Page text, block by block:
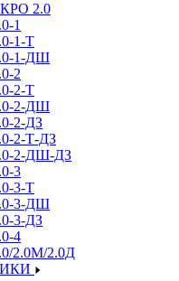
2.0
1
1-Т
1-ДШ
2
2-Т
2-ДШ
2-ДЗ
2-Т-ДЗ
2-ДШ-ДЗ
3
3-Т
3-ДШ
3-ДЗ
4
2.0М/2.0Д
ИКИ